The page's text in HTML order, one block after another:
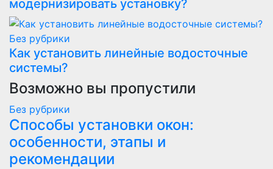
модернизировать установку?
Без рубрики
Как установить линейные водосточные
системы?
Возможно вы пропустили
Без рубрики
Способы установки окон:
особенности, этапы и
рекомендации